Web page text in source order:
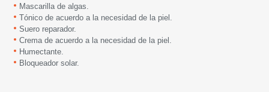
Mascarilla de algas.
Tónico de acuerdo a la necesidad de la piel.
Suero reparador.
Crema de acuerdo a la necesidad de la piel.
Humectante.
Bloqueador solar.